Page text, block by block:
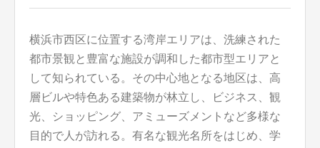
横浜市西区に位置する湾岸エリアは、洗練された
都市景観と豊富な施設が調和した都市型エリアと
して知られている。 その中心地となる地区は、高
層ビルや特色ある建築物が林立し、ビジネス、観
光、ショッピング、アミューズメントなど多様な
目的で人が訪れる。有名な観光名所をはじめ、学